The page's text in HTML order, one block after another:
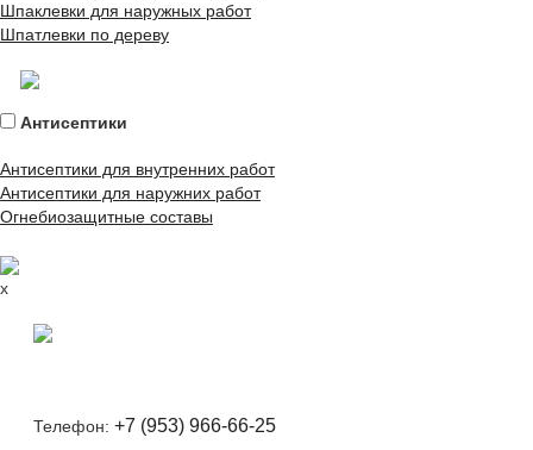
Шпаклевки для наружных работ
Шпатлевки по дереву
Антисептики
Антисептики для внутренних работ
Антисептики для наружних работ
Огнебиозащитные составы
x
Телефон: +7 (953) 966-66-25